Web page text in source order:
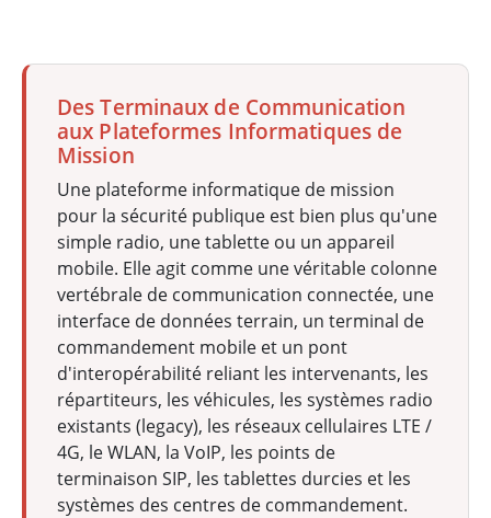
Des Terminaux de Communication
aux Plateformes Informatiques de
Mission
Une plateforme informatique de mission
pour la sécurité publique est bien plus qu'une
simple radio, une tablette ou un appareil
mobile. Elle agit comme une véritable colonne
vertébrale de communication connectée, une
interface de données terrain, un terminal de
commandement mobile et un pont
d'interopérabilité reliant les intervenants, les
répartiteurs, les véhicules, les systèmes radio
existants (legacy), les réseaux cellulaires LTE /
4G, le WLAN, la VoIP, les points de
terminaison SIP, les tablettes durcies et les
systèmes des centres de commandement.